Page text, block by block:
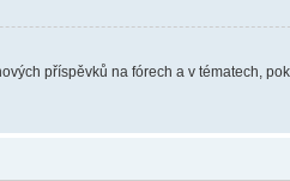
příspěvků na fórech a v tématech,